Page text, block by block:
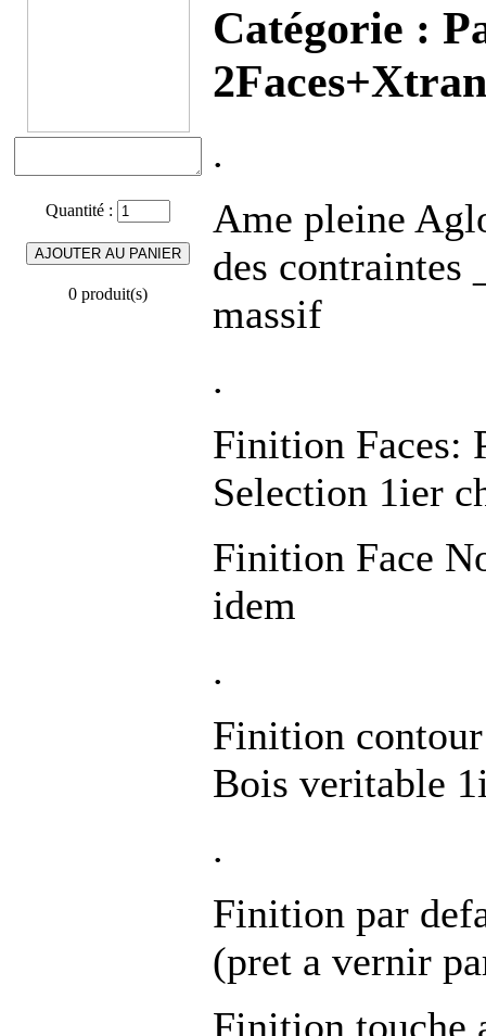
Quantité :
0 produit(s)
Catégorie :
.
Ame pleine
des contraintes
massif
.
Finition Faces:
Selection 1ier
Finition Face
idem
.
Finition
Bois veritable
.
Finition par
(pret a vernir
Finition touche